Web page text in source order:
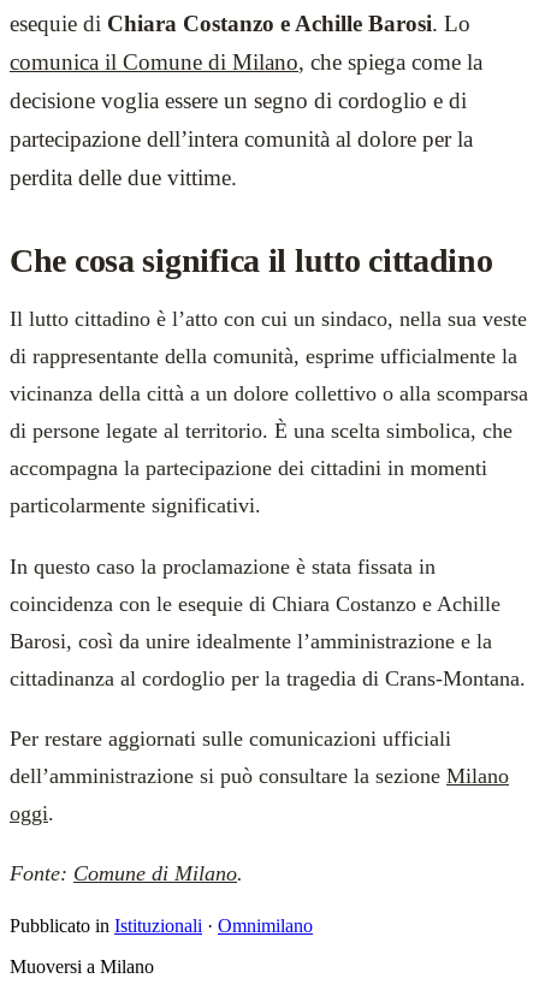
esequie di Chiara Costanzo e Achille Barosi. Lo
comunica il Comune di Milano, che spiega come la
decisione voglia essere un segno di cordoglio e di
partecipazione dell’intera comunità al dolore per la
perdita delle due vittime.
Che cosa significa il lutto cittadino
Il lutto cittadino è l’atto con cui un sindaco, nella sua veste
di rappresentante della comunità, esprime ufficialmente la
vicinanza della città a un dolore collettivo o alla scomparsa
di persone legate al territorio. È una scelta simbolica, che
accompagna la partecipazione dei cittadini in momenti
particolarmente significativi.
In questo caso la proclamazione è stata fissata in
coincidenza con le esequie di Chiara Costanzo e Achille
Barosi, così da unire idealmente l’amministrazione e la
cittadinanza al cordoglio per la tragedia di Crans-Montana.
Per restare aggiornati sulle comunicazioni ufficiali
dell’amministrazione si può consultare la sezione Milano
oggi.
Fonte: Comune di Milano.
Pubblicato in Istituzionali · Omnimilano
Muoversi a Milano